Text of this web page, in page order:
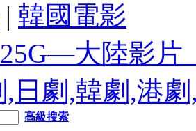
| 韓國電影
高級搜索